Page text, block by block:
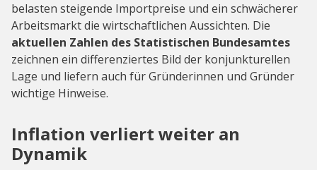
belasten steigende Importpreise und ein schwächerer
Arbeitsmarkt die wirtschaftlichen Aussichten. Die
aktuellen Zahlen des Statistischen Bundesamtes
zeichnen ein differenziertes Bild der konjunkturellen
Lage und liefern auch für Gründerinnen und Gründer
wichtige Hinweise.
Inflation verliert weiter an
Dynamik